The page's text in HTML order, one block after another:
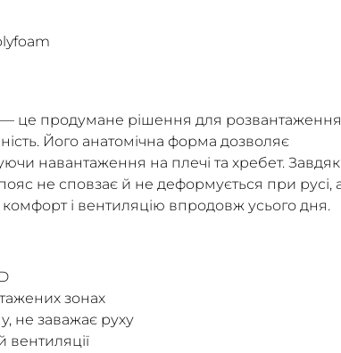
це продумане рішення для
Його анатомічна форма дозволяє
навантаження на плечі та хребет.
не сповзає й не деформується при русі,
і вентиляцію впродовж усього дня.
зонах
не заважає руху
вентиляції